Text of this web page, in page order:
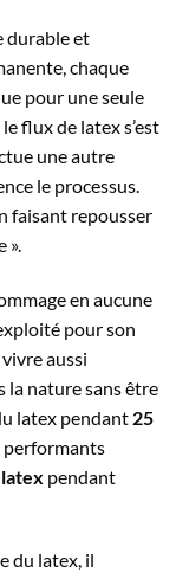
durable et
chaque
pour une seule
flux de latex s’est
une autre
le processus.
faisant repousser
».
en aucune
pour son
aussi
la nature sans être
latex pendant 25
performants
pendant
du latex, il